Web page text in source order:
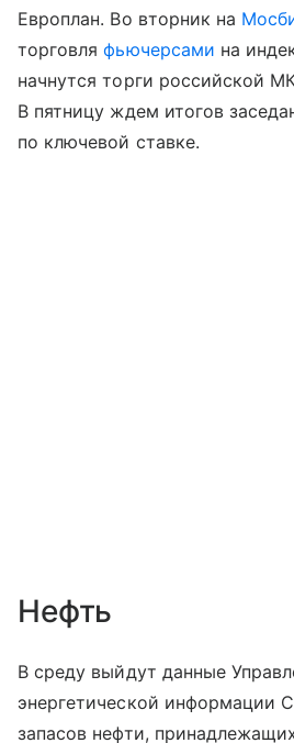
Европлан. Во вторник на
торговляфьючерсами на
начнутся торги российской
В пятницу ждем итогов
по ключевой ставке.
Нефть
В среду выйдут данные
энергетической информации
запасов нефти,